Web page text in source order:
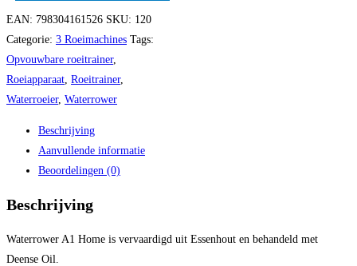
EAN: 798304161526 SKU: 120
Categorie: 3 Roeimachines Tags:
Opvouwbare roeitrainer,
Roeiapparaat Roeitrainer,
Waterroeier, Waterrower
Beschrijving
Aanvullende informatie
Beoordelingen (0)
Beschrijving
Waterrower A1 Home is vervaardigd uit Essenhout en behandeld met
Deense Oil.